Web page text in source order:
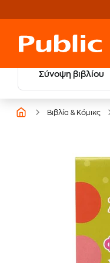
Σύνοψη βιβλίου
Βιβλία & Κόμικς